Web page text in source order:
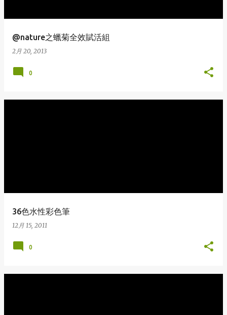
@nature之蠟菊全效賦活組
2月 20, 2013
0
36色水性彩色筆
12月 15, 2011
0